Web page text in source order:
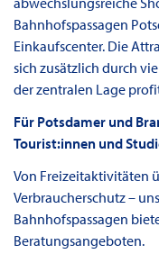
Bahnhofspassagen
Einkaufscenter. Die
sich zusätzlich durch
der zentralen Lage
Für Potsdamer und
Tourist:innen und
Von Freizeitaktivitäten
Verbraucherschutz –
Bahnhofspassagen
Beratungsangeboten.